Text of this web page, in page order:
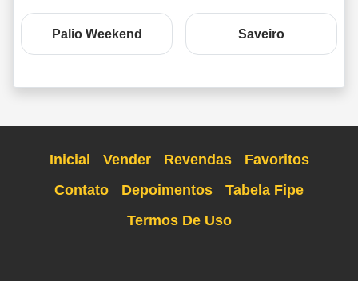
Palio Weekend Saveiro
Inicial Vender Revendas
Favoritos
Contato
Depoimentos
Tabela Fipe
Termos De Uso